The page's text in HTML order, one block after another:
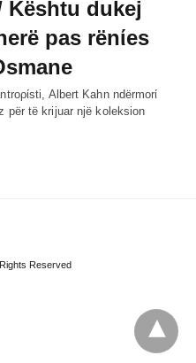
Kështu dukej
pas rënίes
Albert Kahn ndërmorί
për të krijuar një koleksion
Reserved